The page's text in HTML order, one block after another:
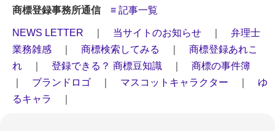
商標登録事務所通信 ≡ 記事一覧
NEWS LETTER 当サイトのお知らせ
弁理士
業務雑感
商標検索してみる
商標登録あれこ
れ
登録できる？ 商標豆知識
商標の事件簿
ブランドロゴ マスコットキャラクター
ゆ
るキャラ